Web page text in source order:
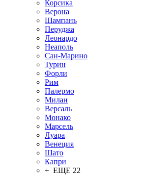
Корсика
Верона
Шампань
Перуджа
Леонардо
Неаполь
Сан-Марино
Турин
Форли
Рим
Палермо
Милан
Версаль
Монако
Марсель
Луара
Венеция
Шато
Капри
+ ЕЩЕ 22